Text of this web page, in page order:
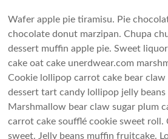
Wafer apple pie tiramisu. Pie
chocolate donut marzipan. Chupa
dessert muffin apple pie. Sweet
cake oat cake unerdwear.com
Cookie lollipop carrot cake bear
dessert tart candy lollipop jelly
Marshmallow bear claw sugar plum
carrot cake soufflé cookie sweet roll.
sweet. Jelly beans muffin fruitcake.